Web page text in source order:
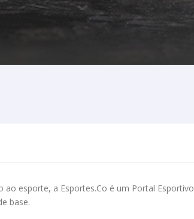
esporte, a Esportes.Co é um Portal Esportivo
base.